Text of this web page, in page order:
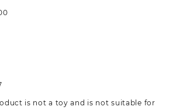
is not a toy and is not suitable for